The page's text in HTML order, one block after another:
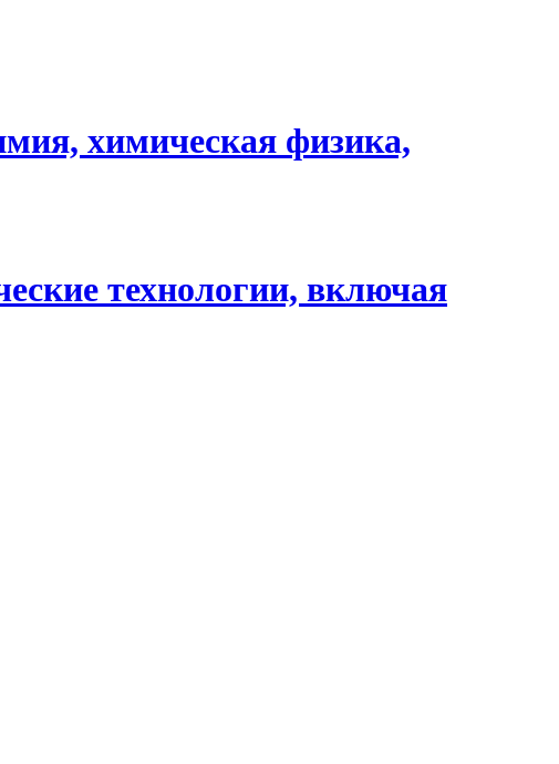
химическая физика,
технологии, включая